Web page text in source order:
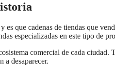
que cadenas de tiendas que
especializadas en este tipo de
comercial de cada ciudad.
a desaparecer.